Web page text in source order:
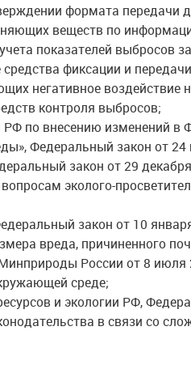
формата передачи
веществ по
показателей выбросов
фиксации и
негативное
контроля выбросов;
по внесению изменений в
Федеральный закон от
закон от 29
эколого-
закон от 10
вреда, причиненного
России от 8 июля
среде;
и экологии РФ,
в связи со